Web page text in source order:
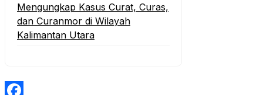
Mengungkap Kasus Curat, Curas,
dan Curanmor di Wilayah
Kalimantan Utara